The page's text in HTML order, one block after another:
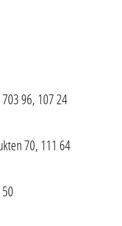
96, 107 24
70, 111 64